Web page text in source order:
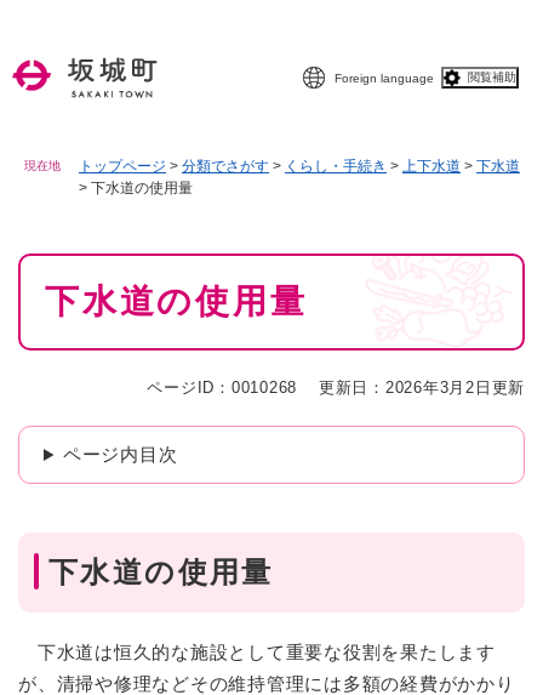
Foreign language 閲覧補助
現在地 トップページ > 分類でさがす > くらし・手続き > 上下水道 > 下水道
> 下水道の使用量
本
下水道の使用量
ページID：0010268 更新日：2026年3月2日更新
ページ内目次
下水道の使用量
下水道は恒久的な施設として重要な役割を果たします
が、清掃や修理などその維持管理には多額の経費がかかり